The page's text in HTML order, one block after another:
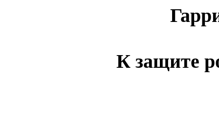
К защите